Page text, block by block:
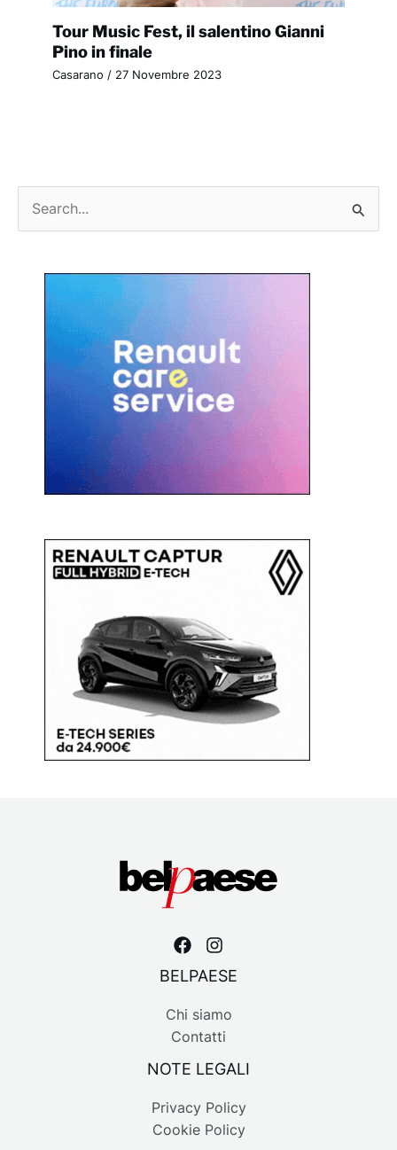
Tour Music Fest, il salentino Gianni
Pino in finale
Casarano / 27 Novembre 2023
BELPAESE
Chi siamo
Contatti
NOTE LEGALI
Privacy Policy
Cookie Policy